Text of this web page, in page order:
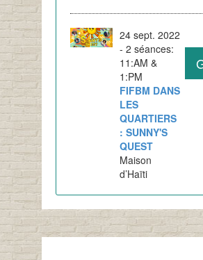
24 sept. 2022
- 2 séances:
11:AM &
1:PM
FIFBM DANS
LES
QUARTIERS
: SUNNY'S
QUEST
Maison
d’Haïti